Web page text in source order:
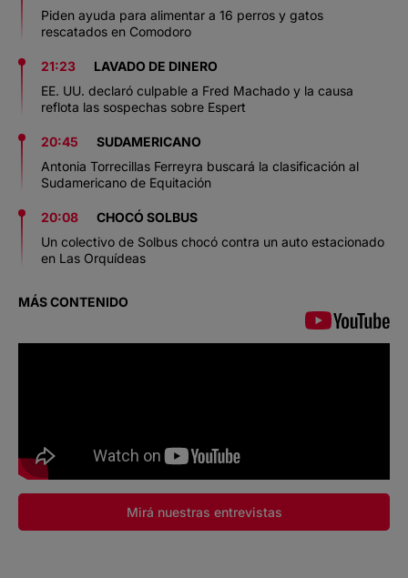
Piden ayuda para alimentar a 16 perros y gatos
rescatados en Comodoro
21:23
LAVADO DE DINERO
EE. UU. declaró culpable a Fred Machado y la causa
reflota las sospechas sobre Espert
20:45
SUDAMERICANO
Antonia Torrecillas Ferreyra buscará la clasificación al
Sudamericano de Equitación
20:08
CHOCÓ SOLBUS
Un colectivo de Solbus chocó contra un auto estacionado
en Las Orquídeas
MÁS CONTENIDO
Mirá nuestras entrevistas